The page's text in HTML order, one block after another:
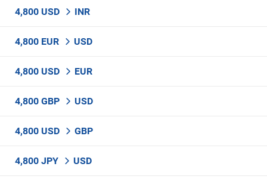
4,800 USD INR
4,800 EUR USD
4,800 USD EUR
4,800 GBP USD
4,800 USD GBP
4,800 JPY USD